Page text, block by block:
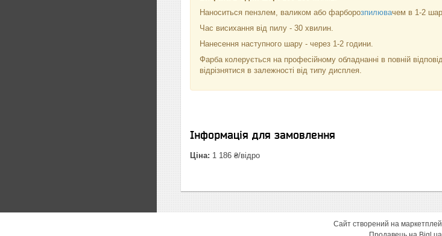
Наноситься пензлем, валиком або фарборозпилювачем в 1-2
Час висихання від пилу - 30 хвилин.
Нанесення наступного шару - через 1-2 години.
Фарба колерується на професійному обладнанні в повній
відрізнятися в залежності від типу дисплея.
Інформація для замовлення
Ціна: 1 186 ₴/відро
Сайт створений на